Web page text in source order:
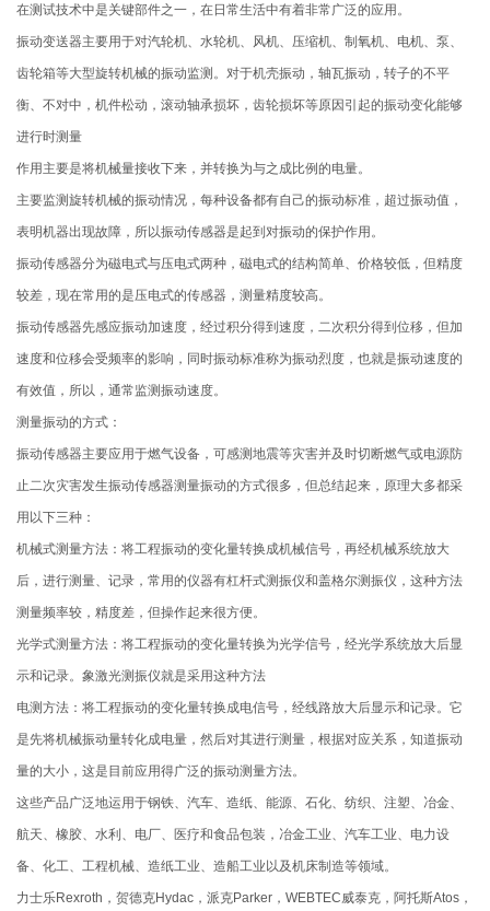
在测试技术中是关键部件之一，在日常生活中有着非常广泛的应用。
振动变送器主要用于对汽轮机、水轮机、风机、压缩机、制氧机、电机、泵、
齿轮箱等大型旋转机械的振动监测。对于机壳振动，轴瓦振动，转子的不平
衡、不对中，机件松动，滚动轴承损坏，齿轮损坏等原因引起的振动变化能够
进行时测量
作用主要是将机械量接收下来，并转换为与之成比例的电量。
主要监测旋转机械的振动情况，每种设备都有自己的振动标准，超过振动值，
表明机器出现故障，所以振动传感器是起到对振动的保护作用。
振动传感器分为磁电式与压电式两种，磁电式的结构简单、价格较低，但精度
较差，现在常用的是压电式的传感器，测量精度较高。
振动传感器先感应振动加速度，经过积分得到速度，二次积分得到位移，但加
速度和位移会受频率的影响，同时振动标准称为振动烈度，也就是振动速度的
有效值，所以，通常监测振动速度。
测量振动的方式：
振动传感器主要应用于燃气设备，可感测地震等灾害并及时切断燃气或电源防
止二次灾害发生振动传感器测量振动的方式很多，但总结起来，原理大多都采
用以下三种：
机械式测量方法：将工程振动的变化量转换成机械信号，再经机械系统放大
后，进行测量、记录，常用的仪器有杠杆式测振仪和盖格尔测振仪，这种方法
测量频率较，精度差，但操作起来很方便。
光学式测量方法：将工程振动的变化量转换为光学信号，经光学系统放大后显
示和记录。象激光测振仪就是采用这种方法
电测方法：将工程振动的变化量转换成电信号，经线路放大后显示和记录。它
是先将机械振动量转化成电量，然后对其进行测量，根据对应关系，知道振动
量的大小，这是目前应用得广泛的振动测量方法。
这些产品广泛地运用于钢铁、汽车、造纸、能源、石化、纺织、注塑、冶金、
航天、橡胶、水利、电厂、医疗和食品包装，冶金工业、汽车工业、电力设
备、化工、工程机械、造纸工业、造船工业以及机床制造等领域。
力士乐Rexroth，贺德克Hydac，派克Parker，WEBTEC威泰克，阿托斯Atos，